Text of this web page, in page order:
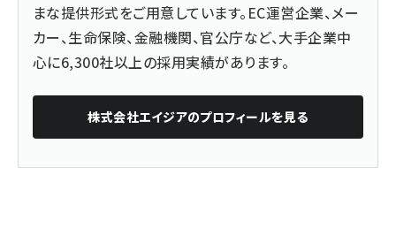
まな提供形式をご用意しています。EC運営企業、メー
カー、生命保険、金融機関、官公庁など、大手企業中
心に6,300社以上の採用実績があります。
株式会社エイジアのプロフィールを見る